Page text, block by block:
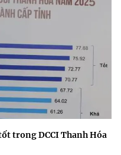
trong DCCI Thanh Hóa